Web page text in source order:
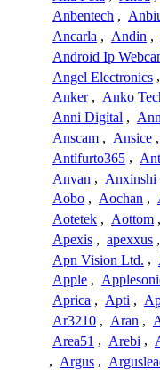
Anbentech ,
Ancarla , Andin ,
Android Ip
Angel Electronics ,
Anker , Anko
Anni Digital ,
Anscam , Ansice ,
Antifurto365 ,
Anvan , Anxinshi
Aobo , Aochan ,
Aotetek , Aottom ,
Apexis , apexxus ,
Apn Vision Ltd. ,
Apple ,
Aprica , Apti ,
Ar3210 , Aran ,
Area51 , Arebi ,
, Argus ,